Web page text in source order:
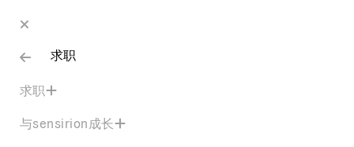
求职
求职
与sensirion成长